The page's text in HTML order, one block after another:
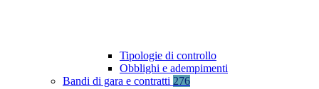
Tipologie di controllo
Obblighi e adempimenti
Bandi di gara e contratti 276